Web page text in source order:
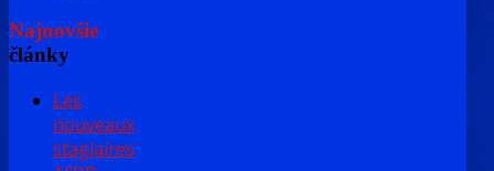
Najnovšie
články
Les
nouveaux
stagiaires